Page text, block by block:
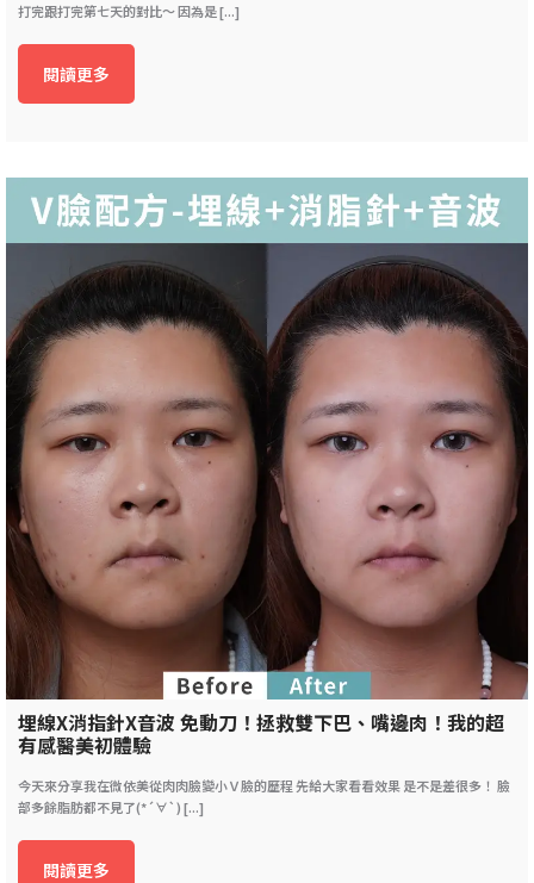
打完跟打完第七天的對比～ 因為是 [...]
閱讀更多
埋線X消指針X音波 免動刀！拯救雙下巴、嘴邊肉！我的超
有感醫美初體驗
今天來分享我在微依美從肉肉臉變小Ｖ臉的歷程 先給大家看看效果 是不是差很多！ 臉
部多餘脂肪都不見了(*´∀`) [...]
閱讀更多